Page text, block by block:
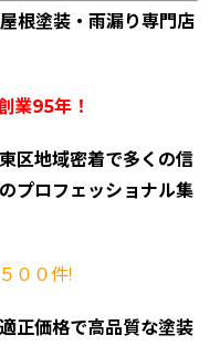
根塗装・雨漏り専門店
業95年！
区地域密着で多くの信
プロフェッショナル集
００件!
正価格で高品質な塗装